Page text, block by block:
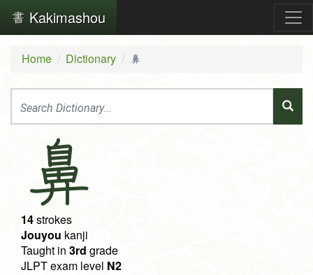
Kakimashou
Home Dictionary 鼻
鼻
14strokes
Jouyou kanji
Taught in 3rd grade
JLPT exam level N2